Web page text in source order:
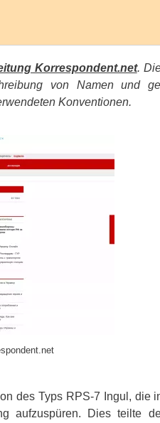
Korrespondent.net.
von Namen und
Konventionen.
des Typs RPS-7 Ingul, die
aufzuspüren. Dies teilte